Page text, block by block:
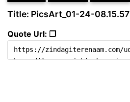
Title: PicsArt_01-24-08.15.57
Quote Url: ❐